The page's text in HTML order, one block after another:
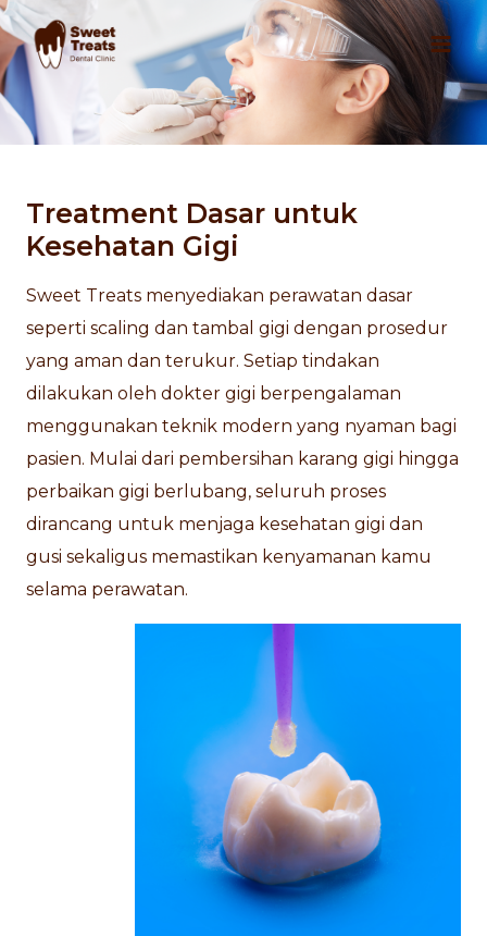
Skip
to
content
Treatment Dasar untuk
Kesehatan Gigi
Sweet Treats menyediakan perawatan dasar
seperti scaling dan tambal gigi dengan prosedur
yang aman dan terukur. Setiap tindakan
dilakukan oleh dokter gigi berpengalaman
menggunakan teknik modern yang nyaman bagi
pasien. Mulai dari pembersihan karang gigi hingga
perbaikan gigi berlubang, seluruh proses
dirancang untuk menjaga kesehatan gigi dan
gusi sekaligus memastikan kenyamanan kamu
selama perawatan.